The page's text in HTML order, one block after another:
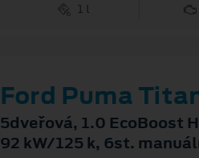
1 l
Ford Puma
5dveřová, 1.0 EcoBoost
92 kW/125 k, 6st.